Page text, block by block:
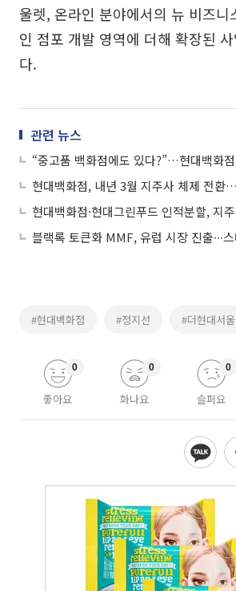
울렛, 온라인 분야에서의 뉴 비즈니
인 점포 개발 영역에 더해 확장된
다.
관련 뉴스
현대백화점·현대그린푸드 인적분할, 지
블랙록 토큰화 MMF, 유럽 시장 진출∙∙∙
#현대백화점 #정지선 #더현대서울
좋아요
0
화나요
0
슬퍼요
0